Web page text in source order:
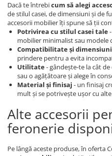
Dacă te întrebicum să alegi
de stilul casei, de dimensiuni și de
accesorii mobilier îți spune să ții
Potrivirea cu stilul casei tale
mobilier minimalist sau modele
Compatibilitate și dimensiuni
prindere pentru a evita
Utilitate- gândește-te la cât
sau o agățătoare și alege în
Material și finisaj - un finisaj
mult și se potrivește ușor cu
Alte accesorii
feronerie
Pe lângă aceste produse, în oferta